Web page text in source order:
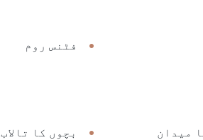
فٹنس روم
میدان
بچوں کا تالاب